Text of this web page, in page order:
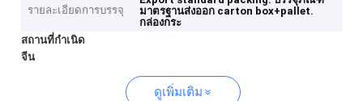
รายละเอียดการบรรจุ
มาตรฐานส่งออก carton box+pallet.
กล่องกระ
สถานที่กำเนิด
จีน
ดูเพิ่มเติม